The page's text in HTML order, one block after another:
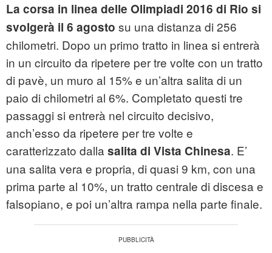
La corsa in linea delle Olimpiadi 2016 di Rio si
svolgerà il 6 agosto su una distanza di 256
chilometri. Dopo un primo tratto in linea si entrerà
in un circuito da ripetere per tre volte con un tratto
di pavè, un muro al 15% e un’altra salita di un
paio di chilometri al 6%. Completato questi tre
passaggi si entrerà nel circuito decisivo,
anch’esso da ripetere per tre volte e
caratterizzato dalla salita di Vista Chinesa. E’
una salita vera e propria, di quasi 9 km, con una
prima parte al 10%, un tratto centrale di discesa e
falsopiano, e poi un’altra rampa nella parte finale.